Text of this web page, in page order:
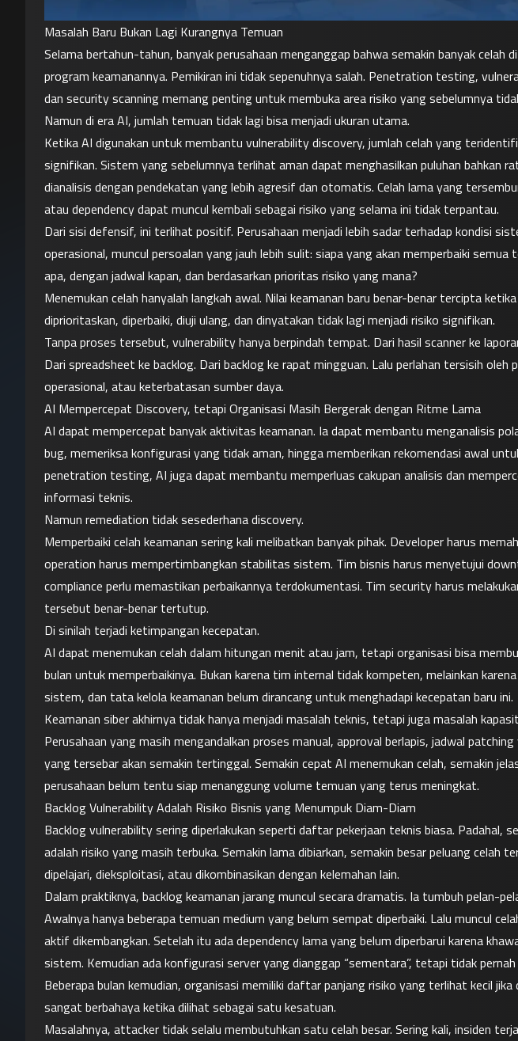
Masalah Baru Bukan Lagi Kurangnya Temuan
Selama bertahun-tahun, banyak perusahaan menganggap bahwa semakin banyak celah
program keamanannya. Pemikiran ini tidak sepenuhnya salah. Penetration testing,
dan security scanning memang penting untuk membuka area risiko yang sebelumnya
Namun di era AI, jumlah temuan tidak lagi bisa menjadi ukuran utama.
Ketika AI digunakan untuk membantu vulnerability discovery, jumlah celah yang
signifikan. Sistem yang sebelumnya terlihat aman dapat menghasilkan puluhan bahkan
dianalisis dengan pendekatan yang lebih agresif dan otomatis. Celah lama yang
atau dependency dapat muncul kembali sebagai risiko yang selama ini tidak terpantau.
Dari sisi defensif, ini terlihat positif. Perusahaan menjadi lebih sadar terhadap kondisi
operasional, muncul persoalan yang jauh lebih sulit: siapa yang akan memperbaiki
apa, dengan jadwal kapan, dan berdasarkan prioritas risiko yang mana?
Menemukan celah hanyalah langkah awal. Nilai keamanan baru benar-benar tercipta
diprioritaskan, diperbaiki, diuji ulang, dan dinyatakan tidak lagi menjadi risiko signifikan.
Tanpa proses tersebut, vulnerability hanya berpindah tempat. Dari hasil scanner ke
Dari spreadsheet ke backlog. Dari backlog ke rapat mingguan. Lalu perlahan tersisih
operasional, atau keterbatasan sumber daya.
AI Mempercepat Discovery, tetapi Organisasi Masih Bergerak dengan Ritme Lama
AI dapat mempercepat banyak aktivitas keamanan. Ia dapat membantu menganalisis
bug, memeriksa konfigurasi yang tidak aman, hingga memberikan rekomendasi awal
penetration testing, AI juga dapat membantu memperluas cakupan analisis dan
informasi teknis.
Namun remediation tidak sesederhana discovery.
Memperbaiki celah keamanan sering kali melibatkan banyak pihak. Developer harus
operation harus mempertimbangkan stabilitas sistem. Tim bisnis harus menyetujui
compliance perlu memastikan perbaikannya terdokumentasi. Tim security harus
tersebut benar-benar tertutup.
Di sinilah terjadi ketimpangan kecepatan.
AI dapat menemukan celah dalam hitungan menit atau jam, tetapi organisasi bisa
bulan untuk memperbaikinya. Bukan karena tim internal tidak kompeten, melainkan
sistem, dan tata kelola keamanan belum dirancang untuk menghadapi kecepatan baru ini.
Keamanan siber akhirnya tidak hanya menjadi masalah teknis, tetapi juga masalah
Perusahaan yang masih mengandalkan proses manual, approval berlapis, jadwal
yang tersebar akan semakin tertinggal. Semakin cepat AI menemukan celah, semakin
perusahaan belum tentu siap menanggung volume temuan yang terus meningkat.
Backlog Vulnerability Adalah Risiko Bisnis yang Menumpuk Diam-Diam
Backlog vulnerability sering diperlakukan seperti daftar pekerjaan teknis biasa. Padahal,
adalah risiko yang masih terbuka. Semakin lama dibiarkan, semakin besar peluang celah
dipelajari, dieksploitasi, atau dikombinasikan dengan kelemahan lain.
Dalam praktiknya, backlog keamanan jarang muncul secara dramatis. Ia tumbuh pelan-
Awalnya hanya beberapa temuan medium yang belum sempat diperbaiki. Lalu muncul
aktif dikembangkan. Setelah itu ada dependency lama yang belum diperbarui karena
sistem. Kemudian ada konfigurasi server yang dianggap “sementara”, tetapi tidak
Beberapa bulan kemudian, organisasi memiliki daftar panjang risiko yang terlihat kecil
sangat berbahaya ketika dilihat sebagai satu kesatuan.
Masalahnya, attacker tidak selalu membutuhkan satu celah besar. Sering kali, insiden